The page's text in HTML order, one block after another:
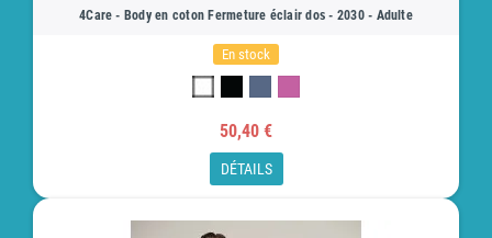
4Care - Body en coton Fermeture éclair dos - 2030 - Adulte
En stock
50,40 €
DÉTAILS